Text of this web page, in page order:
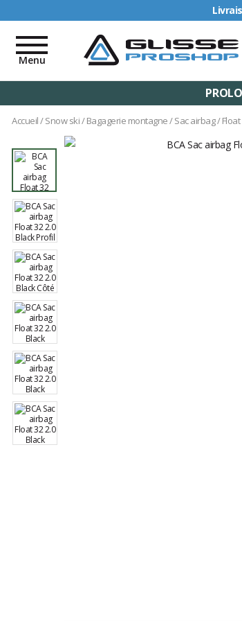
Toggle
navigation
Menu
Accueil/Snow ski/Bagagerie montagne/Sac airbag/